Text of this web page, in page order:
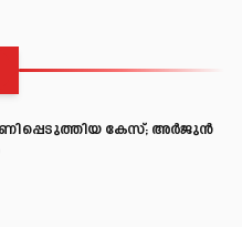
കേസ്; അർജുൻ